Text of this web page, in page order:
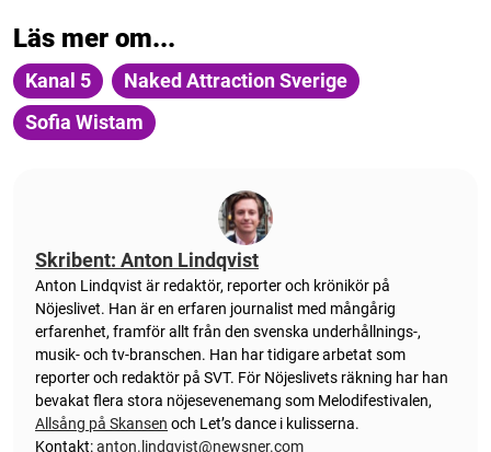
Läs mer om...
Kanal 5
Naked Attraction Sverige
Sofia Wistam
Skribent: Anton Lindqvist
Anton Lindqvist är redaktör, reporter och krönikör på
Nöjeslivet. Han är en erfaren journalist med mångårig
erfarenhet, framför allt från den svenska underhållnings-,
musik- och tv-branschen. Han har tidigare arbetat som
reporter och redaktör på SVT. För Nöjeslivets räkning har han
bevakat flera stora nöjesevenemang som Melodifestivalen,
Allsång på Skansen och Let’s dance i kulisserna.
Kontakt:anton.lindqvist@newsner.com